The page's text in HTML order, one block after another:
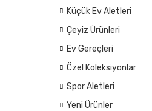
Küçük Ev Aletleri
Çeyiz Ürünleri
Ev Gereçleri
Özel Koleksiyonlar
Spor Aletleri
Yeni Ürünler